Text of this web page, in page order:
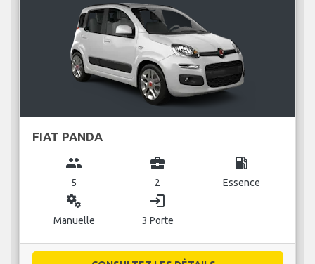
FIAT PANDA
group
5
business_center
2
local_gas_station
Essence
miscellaneous_services
Manuelle
login
3 Porte